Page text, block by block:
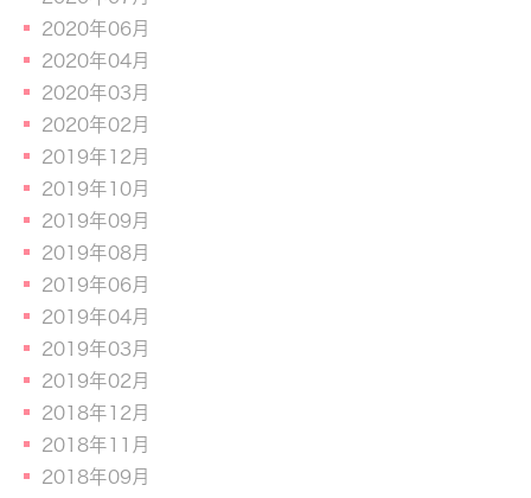
2020年06月
2020年04月
2020年03月
2020年02月
2019年12月
2019年10月
2019年09月
2019年08月
2019年06月
2019年04月
2019年03月
2019年02月
2018年12月
2018年11月
2018年09月